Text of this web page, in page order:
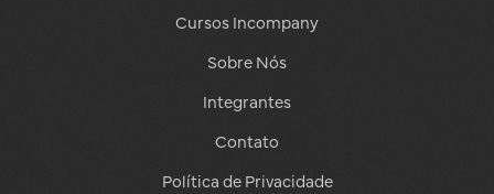
Cursos Incompany
Sobre Nós
Integrantes
Contato
Política de Privacidade